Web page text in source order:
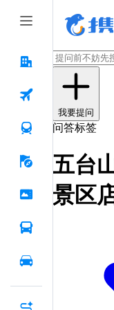
我要提问
问答标签
五台
景区